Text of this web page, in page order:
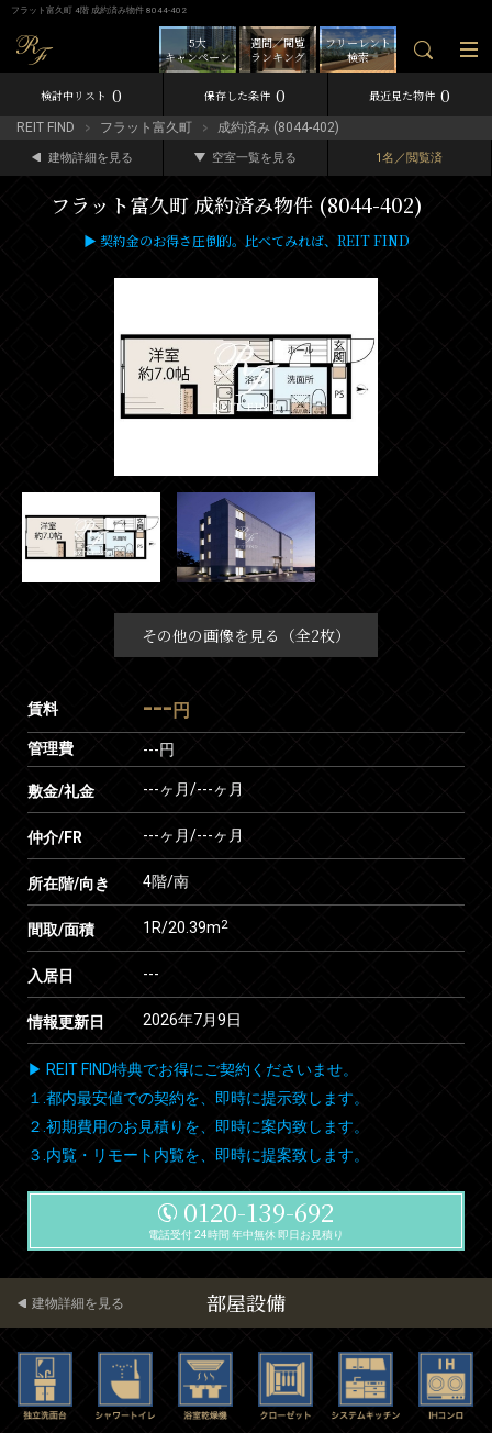
フラット富久町 4階 成約済み物件 8044-402
フリーレント
検索
週間／閲覧
ランキング
5大
キャンペーン
検討中リスト 0 保存した条件 0 最近見た物件 0
REIT FIND フラット富久町 成約済み (8044-402)
建物詳細を見る 空室一覧を見る 1名／閲覧済
フラット富久町 成約済み物件 (8044-402)
▶ 契約金のお得さ圧倒的。比べてみれば、REIT FIND
その他の画像を見る（全2枚）
賃料 --- 円
管理費 ---円
敷金/礼金 ---ヶ月/---ヶ月
仲介/FR ---ヶ月/---ヶ月
所在階/向き 4階/南
間取/面積 1R/20.39m2
入居日 ---
情報更新日 2026年7月9日
▶ REIT FIND特典でお得にご契約くださいませ。
１.都内最安値での契約を、即時に提示致します。
２.初期費用のお見積りを、即時に案内致します。
３.内覧・リモート内覧を、即時に提案致します。
0120-139-692
電話受付 24時間 年中無休 即日お見積り
部屋設備
建物詳細を見る